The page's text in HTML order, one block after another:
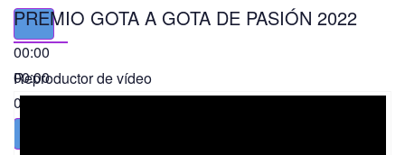
00:00
00:00
01:49
PREMIO GOTA A GOTA DE PASIÓN 2022
Reproductor de vídeo